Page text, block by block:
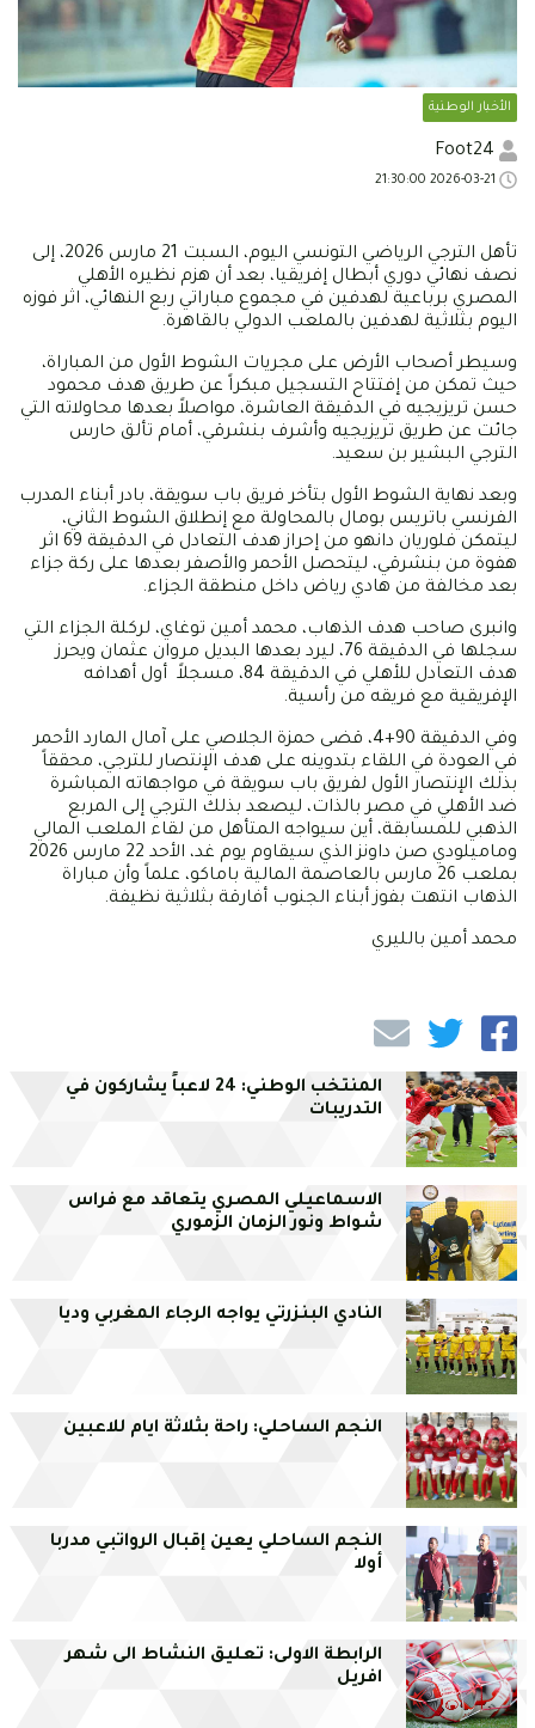
الأخبار الوطنية
تأهل الترجي الرياضي التونسي اليوم، السبت 21 مارس 2026، إلى
نصف نهائي دوري أبطال إفريقيا، بعد أن هزم نظيره الأهلي
المصري برباعية لهدفين في مجموع مباراتي ربع النهائي، اثر فوزه
اليوم بثلاثية لهدفين بالملعب الدولي بالقاهرة.
وسيطر أصحاب الأرض على مجريات الشوط الأول من المباراة،
حيث تمكن من إفتتاح التسجيل مبكراً عن طريق هدف محمود
حسن تريزيجيه في الدقيقة العاشرة، مواصلاً بعدها محاولاته التي
جائت عن طريق تريزيجيه وأشرف بنشرقي، أمام تألق حارس
الترجي البشير بن سعيد.
وبعد نهاية الشوط الأول بتأخر فريق باب سويقة، بادر أبناء المدرب
الفرنسي باتريس بومال بالمحاولة مع إنطلاق الشوط الثاني،
ليتمكن فلوريان دانهو من إحراز هدف التعادل في الدقيقة 69 اثر
هفوة من بنشرقي، ليتحصل الأحمر والأصفر بعدها على ركة جزاء
بعد مخالفة من هادي رياض داخل منطقة الجزاء.
وانبرى صاحب هدف الذهاب، محمد أمين توغاي، لركلة الجزاء التي
سجلها في الدقيقة 76، ليرد بعدها البديل مروان عثمان ويحرز
هدف التعادل للأهلي في الدقيقة 84، مسجلاً أول أهدافه
الإفريقية مع فريقه من رأسية.
وفي الدقيقة 90+4، قضى حمزة الجلاصي على آمال المارد الأحمر
في العودة في اللقاء بتدوينه على هدف الإنتصار للترجي، محققاً
بذلك الإنتصار الأول لفريق باب سويقة في مواجهاته المباشرة
ضد الأهلي في مصر بالذات، ليصعد بذلك الترجي إلى المربع
الذهبي للمسابقة، أين سيواجه المتأهل من لقاء الملعب المالي
وماميلودي صن داونز الذي سيقاوم يوم غد، الأحد 22 مارس 2026
بملعب 26 مارس بالعاصمة المالية باماكو، علماً وأن مباراة
الذهاب انتهت بفوز أبناء الجنوب أفارقة بثلاثية نظيفة.
محمد أمين بالليري
المنتخب الوطني: 24 لاعباً يشاركون في
التدريبات
الاسماعيلي المصري يتعاقد مع فراس
شواط ونور الزمان الزموري
النادي البنزرتي يواجه الرجاء المغربي وديا
النجم الساحلي: راحة بثلاثة ايام للاعبين
النجم الساحلي يعين إقبال الرواتبي مدربا
أولا
الرابطة الاولى: تعليق النشاط الى شهر
افريل